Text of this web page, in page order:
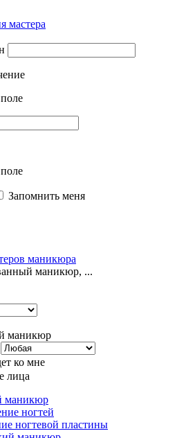
мастера
Запомнить меня
маникюра
маникюр, ...
маникюр
ко мне
лица
маникюр
ногтей
ногтевой пластины